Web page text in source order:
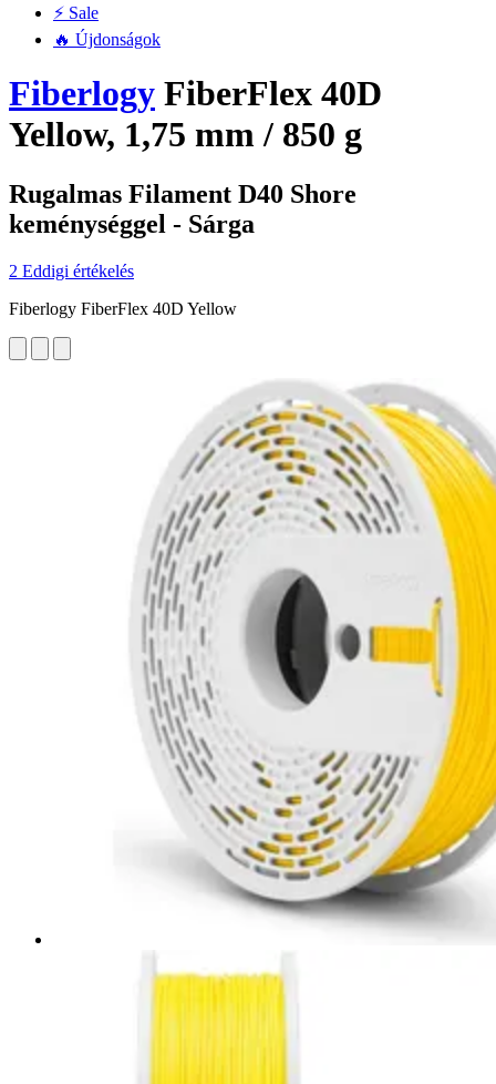
⚡ Sale
🔥 Újdonságok
Fiberlogy FiberFlex 40D
Yellow, 1,75 mm / 850 g
Rugalmas Filament D40 Shore
keménységgel - Sárga
2 Eddigi értékelés
Fiberlogy FiberFlex 40D Yellow